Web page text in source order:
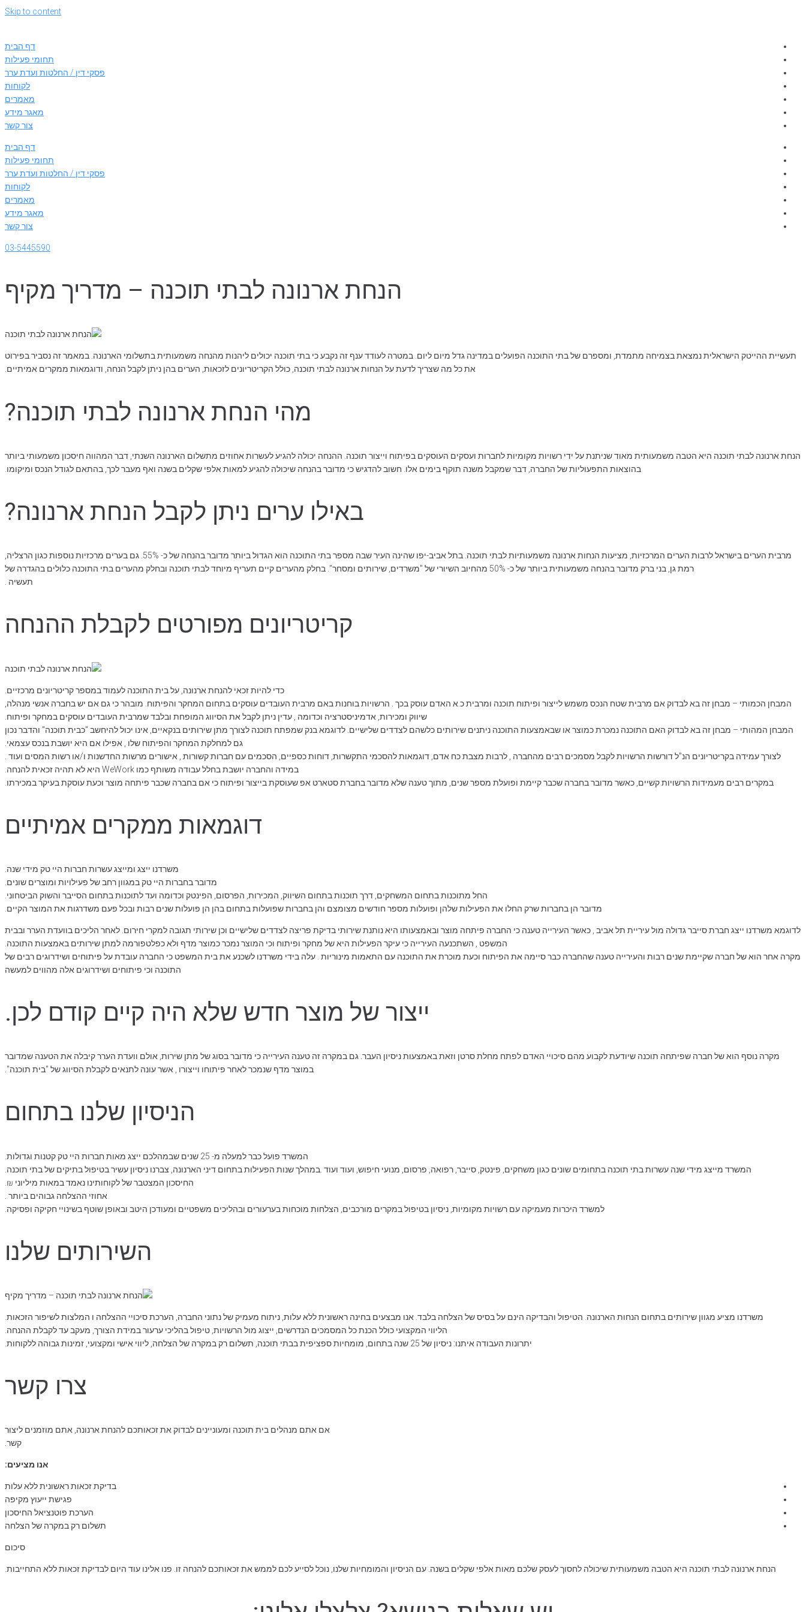
Skip to content
דף הבית
תחומי פעילות
פסקי דין / החלטות ועדת ערר
לקוחות
מאמרים
מאגר מידע
צור קשר
דף הבית
תחומי פעילות
פסקי דין / החלטות ועדת ערר
לקוחות
מאמרים
מאגר מידע
צור קשר
03-5445590
הנחת ארנונה לבתי תוכנה – מדריך מקיף
תעשיית ההייטק הישראלית נמצאת בצמיחה מתמדת, ומספרם של בתי התוכנה הפועלים במדינה גדל מיום ליום. במטרה לעודד ענף זה נקבע כי בתי תוכנה יכולים ליהנות מהנחה משמעותית בתשלומי הארנונה. במאמר זה נסביר בפירוט
את כל מה שצריך לדעת על הנחות ארנונה לבתי תוכנה, כולל הקריטריונים לזכאות, הערים בהן ניתן לקבל הנחה, ודוגמאות ממקרים אמיתיים.
מהי הנחת ארנונה לבתי תוכנה?
הנחת ארנונה לבתי תוכנה היא הטבה משמעותית מאוד שניתנת על ידי רשויות מקומיות לחברות ועסקים העוסקים בפיתוח וייצור תוכנה. ההנחה יכולה להגיע לעשרות אחוזים מתשלום הארנונה השנתי, דבר המהווה חיסכון משמעותי ביותר
בהוצאות התפעוליות של החברה, דבר שמקבל משנה תוקף בימים אלו. חשוב להדגיש כי מדובר בהנחה שיכולה להגיע למאות אלפי שקלים בשנה ואף מעבר לכך, בהתאם לגודל הנכס ומיקומו.
באילו ערים ניתן לקבל הנחת ארנונה?
מרבית הערים בישראל לרבות הערים המרכזיות, מציעות הנחות ארנונה משמעותיות לבתי תוכנה. בתל אביב-יפו שהינה העיר שבה מספר בתי התוכנה הוא הגדול ביותר מדובר בהנחה של כ- 55%. גם בערים מרכזיות נוספות כגון הרצליה,
רמת גן, בני ברק מדובר בהנחה משמעותית ביותר של כ- 50% מהחיוב השיורי של "משרדים, שירותים ומסחר". בחלק מהערים קיים תעריף מיוחד לבתי תוכנה ובחלק מהערים בתי התוכנה כלולים בהגדרה של
תעשיה .
קריטריונים מפורטים לקבלת ההנחה
כדי להיות זכאי להנחת ארנונה, על בית התוכנה לעמוד במספר קריטריונים מרכזיים.
המבחן הכמותי – מבחן זה בא לבדוק אם מרבית שטח הנכס משמש לייצור ופיתוח תוכנה ומרבית כ.א האדם עוסק בכך . הרשויות בוחנות באם מרבית העובדים עוסקים בתחום המחקר והפיתוח. מובהר כי גם אם יש בחברה אנשי מנהלה,
שיווק ומכירות, אדמיניסטרציה וכדומה , עדין ניתן לקבל את הסיווג המופחת ובלבד שמרבית העובדים עוסקים במחקר ופיתוח.
המבחן המהותי – מבחן זה בא לבדוק האם התוכנה נמכרת כמוצר או שבאמצעות התוכנה ניתנים שירותים כלשהם לצדדים שלישיים. לדוגמא בנק שמפתח תוכנה לצורך מתן שירותים בנקאיים, אינו יכול להיחשב "כבית תוכנה" והדבר נכון
גם למחלקת המחקר והפיתוח שלו , אפילו אם היא יושבת בנכס עצמאי.
לצורך עמידה בקריטריונים הנ"ל דורשות הרשויות לקבל מסמכים רבים מהחברה , לרבות מצבת כח אדם, דוגמאות להסכמי התקשרות, דוחות כספיים, הסכמים עם חברות קשורות , אישורים מרשות החדשנות ו/או רשות המסים ועוד .
במידה והחברה יושבת בחלל עבודה משותף כמו WeWork היא לא תהיה זכאית להנחה.
במקרים רבים מעמידות הרשויות קשיים, כאשר מדובר בחברה שכבר קיימת ופועלת מספר שנים, מתוך טענה שלא מדובר בחברת סטארט אפ שעוסקת בייצור ופיתוח כי אם בחברה שכבר פיתחה מוצר וכעת עוסקת בעיקר במכירתו.
דוגמאות ממקרים אמיתיים
משרדנו ייצג ומייצג עשרות חברות היי טק מידי שנה.
מדובר בחברות היי טק במגוון רחב של פעילויות ומוצרים שונים.
החל מתוכנות בתחום המשחקים, דרך תוכנות בתחום השיווק, המכירות, הפרסום, הפינטק וכדומה ועד לתוכנות בתחום הסייבר והשוק הביטחוני.
מדובר הן בחברות שרק החלו את הפעילות שלהן ופועלות מספר חודשים מצומצם והן בחברות שפועלות בתחום בהן הן פועלות שנים רבות ובכל פעם משדרגות את המוצר הקיים.
לדוגמא משרדנו ייצג חברת סייבר גדולה מול עיריית תל אביב , כאשר העירייה טענה כי החברה פיתחה מוצר ובאמצעותו היא נותנת שירותי בדיקת פריצה לצדדים שלישיים וכן שירותי תגובה למקרי חירום. לאחר הליכים בוועדת הערר ובבית
המשפט , השתכנעה העירייה כי עיקר הפעילות היא של מחקר ופיתוח וכי המוצר נמכר כמוצר מדף ולא כפלטפורמה למתן שירותים באמצעות התוכנה.
מקרה אחר הוא של חברה שקיימת שנים רבות והעירייה טענה שהחברה כבר סיימה את הפיתוח וכעת מוכרת את התוכנה עם התאמות מינוריות . עלה בידי משרדנו לשכנע את בית המשפט כי החברה עובדת על פיתוחים ושידרוגים רבים של
התוכנה וכי פיתוחים ושידרוגים אלה מהווים למעשה
ייצור של מוצר חדש שלא היה קיים קודם לכן.
מקרה נוסף הוא של חברה שפיתחה תוכנה שיודעת לקבוע מהם סיכויי האדם לפתח מחלת סרטן וזאת באמצעות ניסיון העבר. גם במקרה זה טענה העירייה כי מדובר בסוג של מתן שירות, אולם וועדת הערר קיבלה את הטענה שמדובר
במוצר מדף שנמכר לאחר פיתוחו וייצורו , אשר עונה לתנאים לקבלת הסיווג של "בית תוכנה".
הניסיון שלנו בתחום
המשרד פועל כבר למעלה מ- 25 שנים שבמהלכם ייצג מאות חברות היי טק קטנות וגדולות.
המשרד מייצג מידי שנה עשרות בתי תוכנה בתחומים שונים כגון משחקים, פינטק, סייבר, רפואה, פרסום, מנועי חיפוש, ועוד ועוד .במהלך שנות הפעילות בתחום דיני הארנונה, צברנו ניסיון עשיר בטיפול בתיקים של בתי תוכנה.
החיסכון המצטבר של לקוחותינו נאמד במאות מיליוני ₪.
אחוזי ההצלחה גבוהים ביותר .
למשרד היכרות מעמיקה עם רשויות מקומיות, ניסיון בטיפול במקרים מורכבים, הצלחות מוכחות בערעורים ובהליכים משפטיים ומעודכן היטב ובאופן שוטף בשינויי חקיקה ופסיקה.
השירותים שלנו
משרדנו מציע מגוון שירותים בתחום הנחות הארנונה. הטיפול והבדיקה הינם על בסיס של הצלחה בלבד. אנו מבצעים בחינה ראשונית ללא עלות, ניתוח מעמיק של נתוני החברה, הערכת סיכויי ההצלחה ו המלצות לשיפור הזכאות.
הליווי המקצועי כולל הכנת כל המסמכים הנדרשים, ייצוג מול הרשויות, טיפול בהליכי ערעור במידת הצורך, מעקב עד לקבלת ההנחה.
יתרונות העבודה איתנו: ניסיון של 25 שנה בתחום, מומחיות ספציפית בבתי תוכנה, תשלום רק במקרה של הצלחה, ליווי אישי ומקצועי, זמינות גבוהה ללקוחות.
צרו קשר
אם אתם מנהלים בית תוכנה ומעוניינים לבדוק את זכאותכם להנחת ארנונה, אתם מוזמנים ליצור
קשר.
אנו מציעים:
בדיקת זכאות ראשונית ללא עלות
פגישת ייעוץ מקיפה
הערכת פוטנציאל החיסכון
תשלום רק במקרה של הצלחה
סיכום
הנחת ארנונה לבתי תוכנה היא הטבה משמעותית שיכולה לחסוך לעסק שלכם מאות אלפי שקלים בשנה. עם הניסיון והמומחיות שלנו, נוכל לסייע לכם לממש את זכאותכם להנחה זו. פנו אלינו עוד היום לבדיקת זכאות ללא התחייבות.